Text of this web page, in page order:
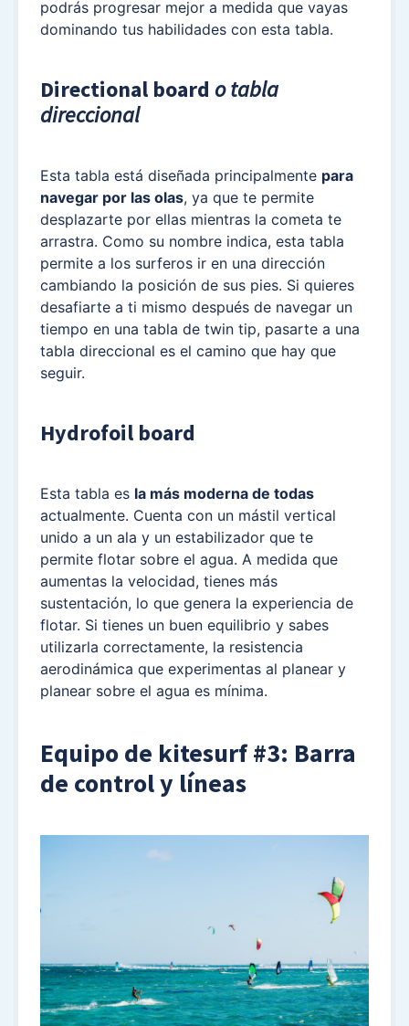
podrás progresar mejor a medida que vayas
dominando tus habilidades con esta tabla.
Directional board o tabla
direccional
Esta tabla está diseñada principalmente para
navegar por las olas, ya que te permite
desplazarte por ellas mientras la cometa te
arrastra. Como su nombre indica, esta tabla
permite a los surferos ir en una dirección
cambiando la posición de sus pies. Si quieres
desafiarte a ti mismo después de navegar un
tiempo en una tabla de twin tip, pasarte a una
tabla direccional es el camino que hay que
seguir.
Hydrofoil board
Esta tabla es la más moderna de todas
actualmente. Cuenta con un mástil vertical
unido a un ala y un estabilizador que te
permite flotar sobre el agua. A medida que
aumentas la velocidad, tienes más
sustentación, lo que genera la experiencia de
flotar. Si tienes un buen equilibrio y sabes
utilizarla correctamente, la resistencia
aerodinámica que experimentas al planear y
planear sobre el agua es mínima.
Equipo de kitesurf #3: Barra
de control y líneas